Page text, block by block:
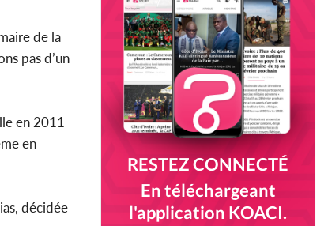
de la
pas d’un
en 2011
en
décidée
RESTEZ CONNECTÉ
En téléchargeant
l'application KOACI.